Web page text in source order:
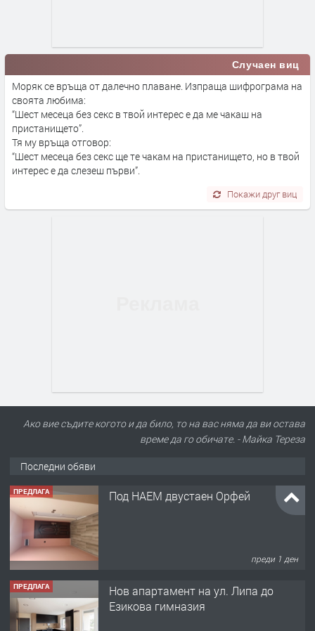
Случаен виц
Моряк се връща от далечно плаване. Изпраща шифрограма на
своята любима:
“Шест месеца без секс в твой интерес е да ме чакаш на
пристанището”.
Тя му връща отговор:
“Шест месеца без секс ще те чакам на пристанището, но в твой
интерес е да слезеш първи”.
Покажи друг виц
Ако вие съдите когото и да било, то на вас няма да ви остава
време да го обичате. - Майка Тереза
Последни обяви
ПРЕДЛАГА Под НАЕМ двустаен Орфей
преди 1 ден
ПРЕДЛАГА
Нов апартамент на ул. Липа до
Езикова гимназия